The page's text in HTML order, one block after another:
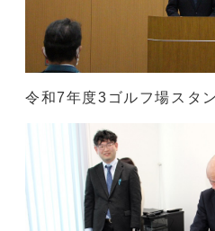
令和7年度3ゴルフ場スタ